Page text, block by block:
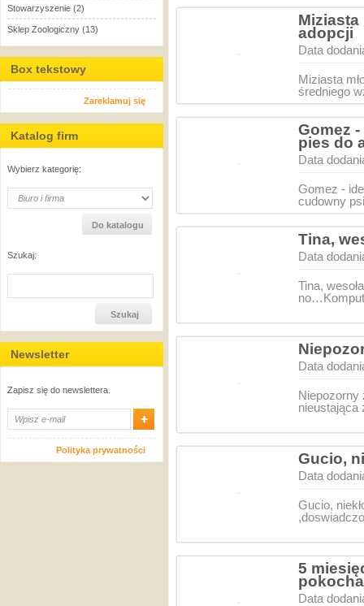
Stowarzyszenie (2)
Sklep Zoologiczny (13)
Box tekstowy
Zareklamuj się
Katalog firm
Wybierz kategorię:
Szukaj:
Newsletter
Zapisz się do newslettera.
Polityka prywatności
Miziasta
adopcji
Data
Miziasta
średniego
Gomez
pies do
Data
Gomez -
cudowny
Tina,
Data
Tina,
Data
nieustająca
Gucio,
Data
Gucio,
5
Data